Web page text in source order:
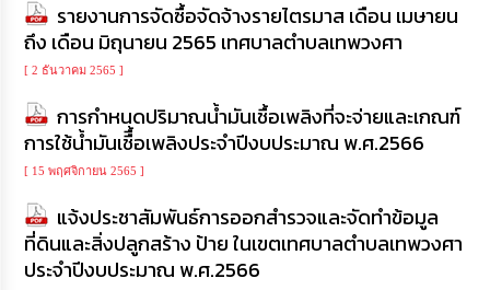
รายงานการจัดซื้อจัดจ้างรายไตรมาส เดือน เมษายน
ถึง เดือน มิถุนายน 2565 เทศบาลตำบลเทพวงศา
[ 2 ธันวาคม 2565 ]
การกำหนดปริมาณน้ำมันเชื้อเพลิงที่จะจ่ายและเกณฑ์
การใช้น้ำมันเชืื้อเพลิงประจำปีงบประมาณ พ.ศ.2566
[ 15 พฤศจิกายน 2565 ]
แจ้งประชาสัมพันธ์การออกสำรวจและจัดทำข้อมูล
ที่ดินและสิ่งปลูกสร้าง ป้าย ในเขตเทศบาลตำบลเทพวงศา
ประจำปีงบประมาณ พ.ศ.2566